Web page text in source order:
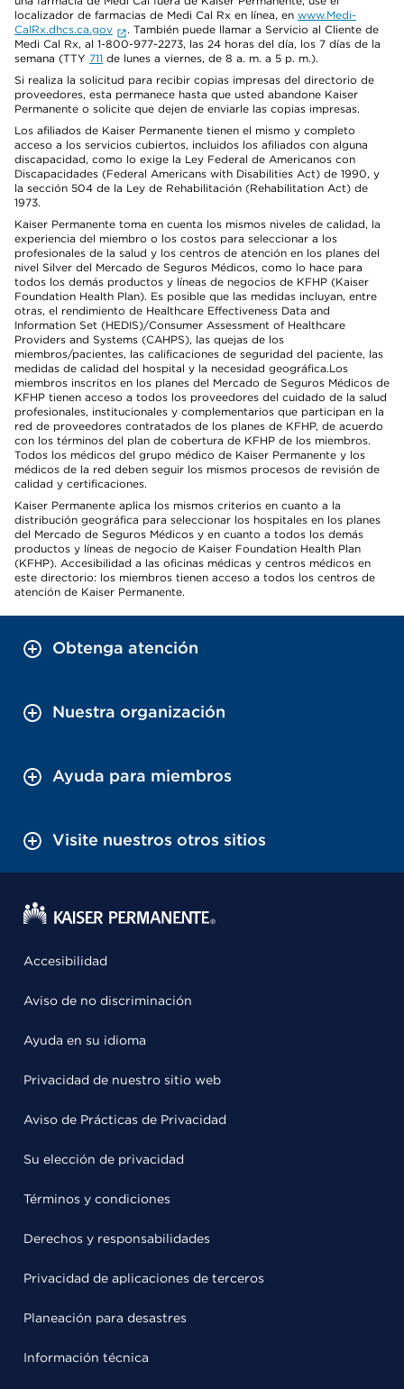
localizador de farmacias de Medi Cal Rx en línea, en www.Medi-
CalRx.dhcs.ca.gov
. También puede llamar a Servicio al Cliente de
Medi Cal Rx, al 1-800-977-2273, las 24 horas del día, los 7 días de la
semana (TTY 711 de lunes a viernes, de 8 a. m. a 5 p. m.).
Si realiza la solicitud para recibir copias impresas del directorio de
proveedores, esta permanece hasta que usted abandone Kaiser
Permanente o solicite que dejen de enviarle las copias impresas.
Los afiliados de Kaiser Permanente tienen el mismo y completo
acceso a los servicios cubiertos, incluidos los afiliados con alguna
discapacidad, como lo exige la Ley Federal de Americanos con
Discapacidades (Federal Americans with Disabilities Act) de 1990, y
la sección 504 de la Ley de Rehabilitación (Rehabilitation Act) de
1973.
Kaiser Permanente toma en cuenta los mismos niveles de calidad, la
experiencia del miembro o los costos para seleccionar a los
profesionales de la salud y los centros de atención en los planes del
nivel Silver del Mercado de Seguros Médicos, como lo hace para
todos los demás productos y líneas de negocios de KFHP (Kaiser
Foundation Health Plan). Es posible que las medidas incluyan, entre
otras, el rendimiento de Healthcare Effectiveness Data and
Information Set (HEDIS)/Consumer Assessment of Healthcare
Providers and Systems (CAHPS), las quejas de los
miembros/pacientes, las calificaciones de seguridad del paciente, las
medidas de calidad del hospital y la necesidad geográfica.Los
miembros inscritos en los planes del Mercado de Seguros Médicos de
KFHP tienen acceso a todos los proveedores del cuidado de la salud
profesionales, institucionales y complementarios que participan en la
red de proveedores contratados de los planes de KFHP, de acuerdo
con los términos del plan de cobertura de KFHP de los miembros.
Todos los médicos del grupo médico de Kaiser Permanente y los
médicos de la red deben seguir los mismos procesos de revisión de
calidad y certificaciones.
Kaiser Permanente aplica los mismos criterios en cuanto a la
distribución geográfica para seleccionar los hospitales en los planes
del Mercado de Seguros Médicos y en cuanto a todos los demás
productos y líneas de negocio de Kaiser Foundation Health Plan
(KFHP). Accesibilidad a las oficinas médicas y centros médicos en
este directorio: los miembros tienen acceso a todos los centros de
atención de Kaiser Permanente.
Obtenga atención
Nuestra organización
Ayuda para miembros
Visite nuestros otros sitios
Accesibilidad
Aviso de no discriminación
Ayuda en su idioma
Privacidad de nuestro sitio web
Aviso de Prácticas de Privacidad
Su elección de privacidad
Términos y condiciones
Derechos y responsabilidades
Privacidad de aplicaciones de terceros
Planeación para desastres
Información técnica